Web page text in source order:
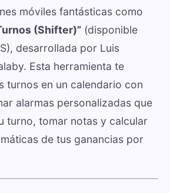
móviles fantásticas como
(Shifter)” (disponible
desarrollada por Luis
Esta herramienta te
turnos en un calendario con
alarmas personalizadas que
turno, tomar notas y calcular
de tus ganancias por